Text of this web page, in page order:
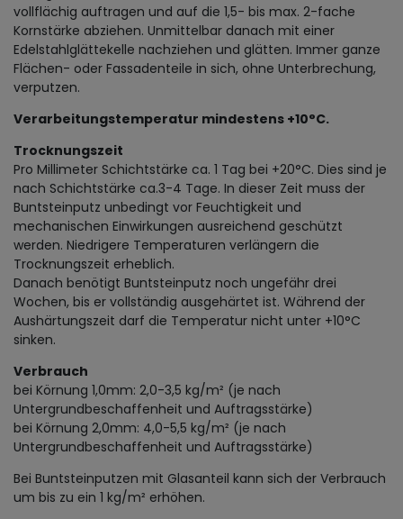
vollflächig auftragen und auf die 1,5- bis max. 2-fache
Kornstärke abziehen. Unmittelbar danach mit einer
Edelstahlglättekelle nachziehen und glätten. Immer ganze
Flächen- oder Fassadenteile in sich, ohne Unterbrechung,
verputzen.
Verarbeitungstemperatur mindestens +10°C.
Trocknungszeit
Pro Millimeter Schichtstärke ca. 1 Tag bei +20°C. Dies sind je
nach Schichtstärke ca.3-4 Tage. In dieser Zeit muss der
Buntsteinputz unbedingt vor Feuchtigkeit und
mechanischen Einwirkungen ausreichend geschützt
werden. Niedrigere Temperaturen verlängern die
Trocknungszeit erheblich.
Danach benötigt Buntsteinputz noch ungefähr drei
Wochen, bis er vollständig ausgehärtet ist. Während der
Aushärtungszeit darf die Temperatur nicht unter +10°C
sinken.
Verbrauch
bei Körnung 1,0mm: 2,0-3,5 kg/m² (je nach
Untergrundbeschaffenheit und Auftragsstärke)
bei Körnung 2,0mm: 4,0-5,5 kg/m² (je nach
Untergrundbeschaffenheit und Auftragsstärke)
Bei Buntsteinputzen mit Glasanteil kann sich der Verbrauch
um bis zu ein 1 kg/m² erhöhen.